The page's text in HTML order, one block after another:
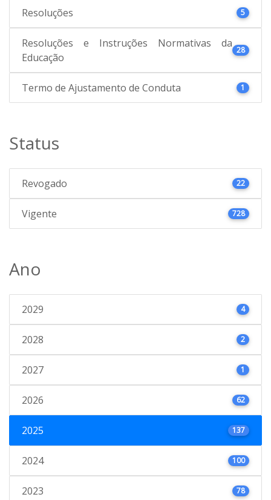
Resoluções 5
Resoluções e Instruções Normativas da
Educação
28
Termo de Ajustamento de Conduta 1
Status
Revogado 22
Vigente 728
Ano
2029 4
2028 2
2027 1
2026 62
2025 137
2024 100
2023 78